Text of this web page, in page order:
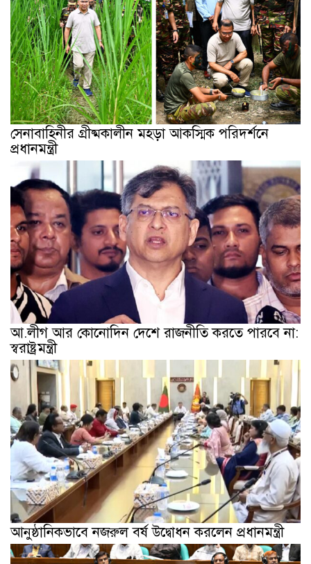
সেনাবাহিনীর গ্রীষ্মকালীন মহড়া আকস্মিক পরিদর্শনে
প্রধানমন্ত্রী
আ.লীগ আর কোনোদিন দেশে রাজনীতি করতে পারবে না:
স্বরাষ্ট্রমন্ত্রী
আনুষ্ঠানিকভাবে নজরুল বর্ষ উদ্বোধন করলেন প্রধানমন্ত্রী